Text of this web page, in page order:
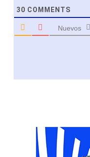
30 COMMENTS
Nuevos